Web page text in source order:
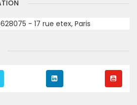
- 17 rue etex, Paris